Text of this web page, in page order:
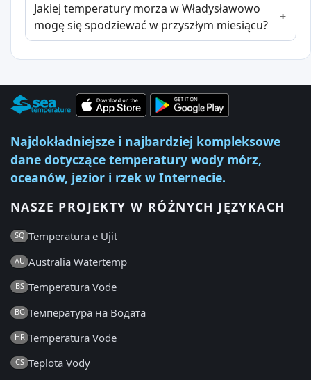
Jakiej temperatury morza w Władysławowo
mogę się spodziewać w przyszłym miesiącu?
Najdokładniejsze i najbardziej kompleksowe
dane dotyczące temperatury wody mórz,
oceanów, jezior i rzek w Internecie.
NASZE PROJEKTY W RÓŻNYCH JĘZYKACH
SQ Temperatura e Ujit
AU Australia Watertemp
BS Temperatura Vode
BG Температура на Водата
HR Temperatura Vode
CS Teplota Vody